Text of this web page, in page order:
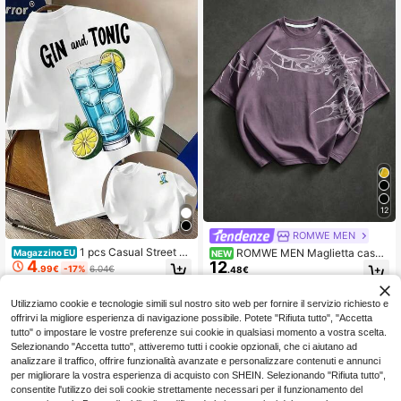
Magazzino EU 1 pcs Casual Street St
yle 100% Cotton Men Crew Neck S
hort Sleeve T-Shirt, Gin Tonic Lette
aily Indoor Outdoor, Spring Summer
Leisure Basic Top
4.99€ -17% 6.04€
12
ROMWE MEN
NEW ROMWE MEN Maglietta casua
l da uomo con stampa gotica, giroc
ollo e maniche corte
12.48€
Utilizziamo cookie e tecnologie simili sul nostro sito web per fornire il servizio richiesto e
offrirvi la migliore esperienza di navigazione possibile. Potete "Rifiuta tutto", "Accetta
tutto" o impostare le vostre preferenze sui cookie in qualsiasi momento a vostra scelta.
Selezionando "Accetta tutto", attiveremo tutti i cookie opzionali, che ci aiutano ad
analizzare il traffico, offrire funzionalità avanzate e personalizzare contenuti e annunci
per migliorare la vostra esperienza di acquisto con SHEIN. Selezionando "Rifiuta tutto",
consentite l'utilizzo dei soli cookie strettamente necessari per il funzionamento del